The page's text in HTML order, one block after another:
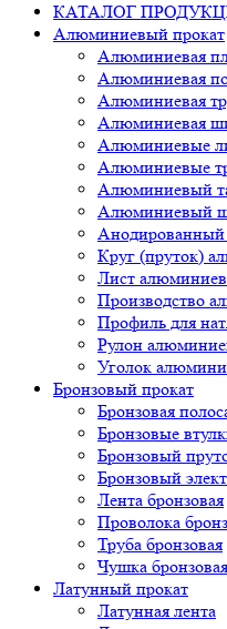
КАТАЛОГ
Алюминиевый прокат
Алюминиевая
Алюминиевая
Алюминиевая
Алюминиевая
Алюминиевые
Алюминиевые
Алюминиевый
Алюминиевый
Круг (пруток)
Лист
Производство
Профиль для
Рулон
Уголок
Бронзовый прокат
Бронзовая
Бронзовые
Бронзовый
Бронзовый
Лента бронзовая
Проволока
Труба бронзовая
Чушка бронзовая
Латунный прокат
Латунная лента